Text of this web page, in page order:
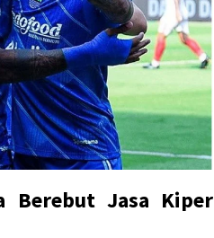
Berebut Jasa Kiper